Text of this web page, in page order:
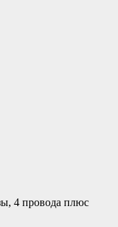
4 провода плюс